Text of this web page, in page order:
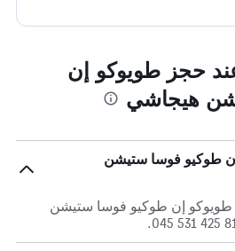
حجز طويوكو إن
هيجاشي
طوكيو فوسا ستيشن
إن طوكيو فوسا ستيشن